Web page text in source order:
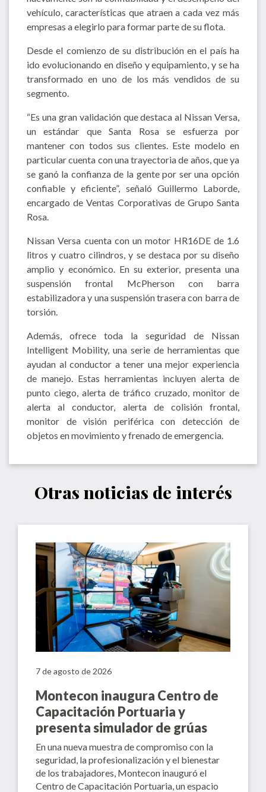
vehículo, características que atraen a cada vez más
empresas a elegirlo para formar parte de su flota.
Desde el comienzo de su distribución en el país ha
ido evolucionando en diseño y equipamiento, y se ha
transformado en uno de los más vendidos de su
segmento.
“Es una gran validación que destaca al Nissan Versa,
un estándar que Santa Rosa se esfuerza por
mantener con todos sus clientes. Este modelo en
particular cuenta con una trayectoria de años, que ya
se ganó la confianza de la gente por ser una opción
confiable y eficiente”, señaló Guillermo Laborde,
encargado de Ventas Corporativas de Grupo Santa
Rosa.
Nissan Versa cuenta con un motor HR16DE de 1.6
litros y cuatro cilindros, y se destaca por su diseño
amplio y económico. En su exterior, presenta una
suspensión frontal McPherson con barra
estabilizadora y una suspensión trasera con barra de
torsión.
Además, ofrece toda la seguridad de Nissan
Intelligent Mobility, una serie de herramientas que
ayudan al conductor a tener una mejor experiencia
de manejo. Estas herramientas incluyen alerta de
punto ciego, alerta de tráfico cruzado, monitor de
alerta al conductor, alerta de colisión frontal,
monitor de visión periférica con detección de
objetos en movimiento y frenado de emergencia.
Otras noticias de interés
7 de agosto de 2026
Montecon inaugura Centro de
Capacitación Portuaria y
presenta simulador de grúas
En una nueva muestra de compromiso con la
seguridad, la profesionalización y el bienestar
de los trabajadores, Montecon inauguró el
Centro de Capacitación Portuaria, un espacio